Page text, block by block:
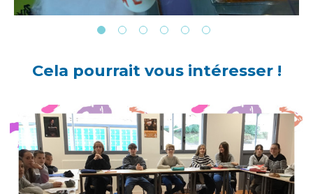
Cela pourrait vous intéresser !